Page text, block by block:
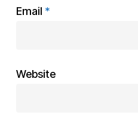
Email *
Website